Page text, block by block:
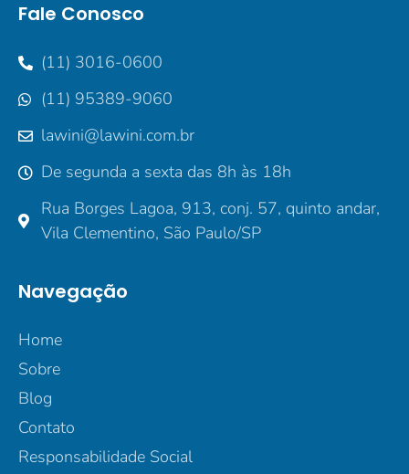
Fale Conosco
(11) 3016-0600
(11) 95389-9060
lawini@lawini.com.br
De segunda a sexta das 8h às 18h
Rua Borges Lagoa, 913, conj. 57, quinto andar,
Vila Clementino, São Paulo/SP
Navegação
Home
Sobre
Blog
Contato
Responsabilidade Social